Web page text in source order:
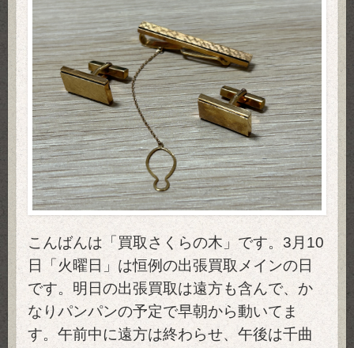
こんばんは「買取さくらの木」です。3月10
日「火曜日」は恒例の出張買取メインの日
です。明日の出張買取は遠方も含んで、か
なりパンパンの予定で早朝から動いてま
す。午前中に遠方は終わらせ、午後は千曲